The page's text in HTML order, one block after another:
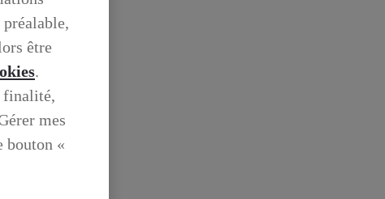
être
.
finalité,
mes
bouton «